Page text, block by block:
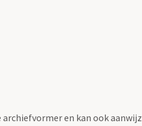
en kan ook